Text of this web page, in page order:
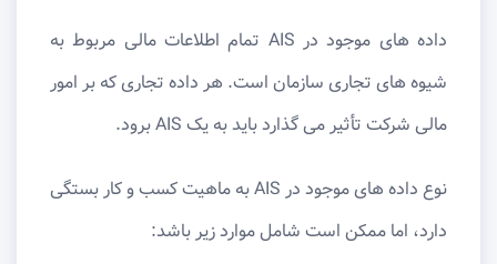
داده های موجود در AIS تمام اطلاعات مالی مربوط به
شیوه های تجاری سازمان است. هر داده تجاری که بر امور
مالی شرکت تأثیر می گذارد باید به یک AIS برود.
نوع داده های موجود در AIS به ماهیت کسب و کار بستگی
دارد، اما ممکن است شامل موارد زیر باشد: